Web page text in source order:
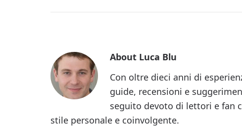
About Luca Blu
Con oltre dieci anni di
guide, recensioni e
seguito devoto di lettori e fan
stile personale e coinvolgente.